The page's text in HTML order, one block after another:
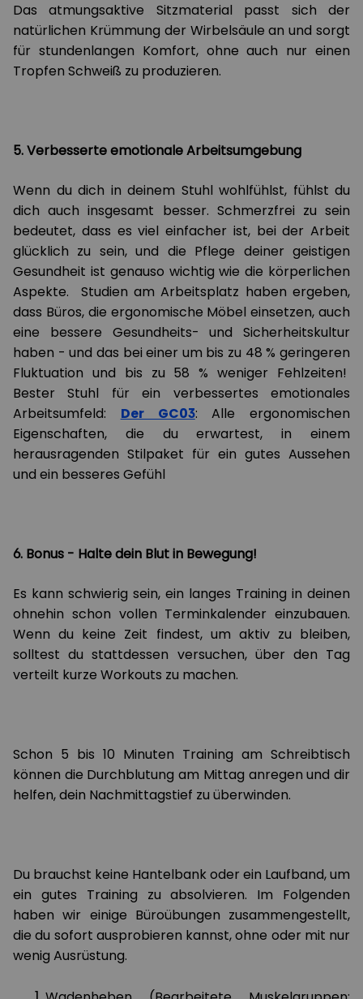
Das atmungsaktive Sitzmaterial passt sich der
natürlichen Krümmung der Wirbelsäule an und sorgt
für stundenlangen Komfort, ohne auch nur einen
Tropfen Schweiß zu produzieren.
5. Verbesserte emotionale Arbeitsumgebung
Wenn du dich in deinem Stuhl wohlfühlst, fühlst du
dich auch insgesamt besser. Schmerzfrei zu sein
bedeutet, dass es viel einfacher ist, bei der Arbeit
glücklich zu sein, und die Pflege deiner geistigen
Gesundheit ist genauso wichtig wie die körperlichen
Aspekte. Studien am Arbeitsplatz haben ergeben,
dass Büros, die ergonomische Möbel einsetzen, auch
eine bessere Gesundheits- und Sicherheitskultur
haben - und das bei einer um bis zu 48 % geringeren
Fluktuation und bis zu 58 % weniger Fehlzeiten!
Bester Stuhl für ein verbessertes emotionales
Arbeitsumfeld: Der GC03: Alle ergonomischen
Eigenschaften, die du erwartest, in einem
herausragenden Stilpaket für ein gutes Aussehen
und ein besseres Gefühl
6. Bonus - Halte dein Blut in Bewegung!
Es kann schwierig sein, ein langes Training in deinen
ohnehin schon vollen Terminkalender einzubauen.
Wenn du keine Zeit findest, um aktiv zu bleiben,
solltest du stattdessen versuchen, über den Tag
verteilt kurze Workouts zu machen.
Schon 5 bis 10 Minuten Training am Schreibtisch
können die Durchblutung am Mittag anregen und dir
helfen, dein Nachmittagstief zu überwinden.
Du brauchst keine Hantelbank oder ein Laufband, um
ein gutes Training zu absolvieren. Im Folgenden
haben wir einige Büroübungen zusammengestellt,
die du sofort ausprobieren kannst, ohne oder mit nur
wenig Ausrüstung.